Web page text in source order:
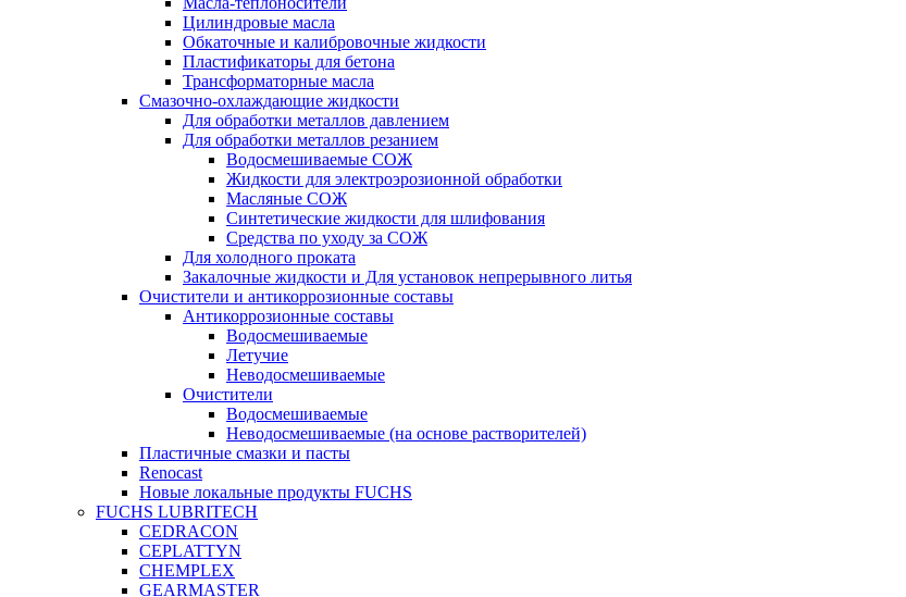
Цилиндровые масла
Обкаточные и калибровочные жидкости
Пластификаторы для бетона
Трансформаторные масла
Смазочно-охлаждающие жидкости
Для обработки металлов давлением
Для обработки металлов резанием
Водосмешиваемые СОЖ
Жидкости для электроэрозионной обработки
Масляные СОЖ
Синтетические жидкости для шлифования
Средства по уходу за СОЖ
Для холодного проката
Закалочные жидкости и Для установок непрерывного литья
Очистители и антикоррозионные составы
Антикоррозионные составы
Водосмешиваемые
Летучие
Неводосмешиваемые
Очистители
Водосмешиваемые
Неводосмешиваемые (на основе растворителей)
Пластичные смазки и пасты
Renocast
Новые локальные продукты FUCHS
FUCHS LUBRITECH
CEDRACON
CEPLATTYN
CHEMPLEX
GEARMASTER